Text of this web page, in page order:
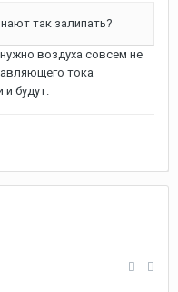
так залипать?
воздуха совсем не
тока
будут.